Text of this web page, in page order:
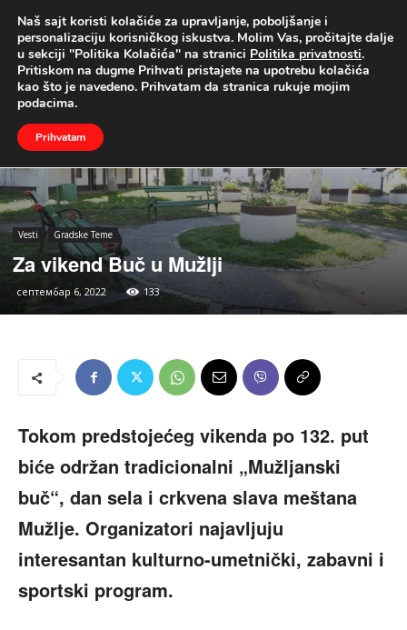
UŽIVO
Naslovna Vesti Gradske Teme
Vesti Gradske Teme
Za vikend Buč u Mužlji
септембар 6, 2022 133
Tokom predstojećeg vikenda po 132. put
biće održan tradicionalni „Mužljanski
buč“, dan sela i crkvena slava meštana
Mužlje. Organizatori najavljuju
interesantan kulturno-umetnički, zabavni i
sportski program.
Naš sajt koristi kolačiće za upravljanje, poboljšanje i
personalizaciju korisničkog iskustva. Molim Vas, pročitajte dalje
u sekciji "Politika Kolačića" na stranici Politika privatnosti.
Pritiskom na dugme Prihvati pristajete na upotrebu kolačića
kao što je navedeno. Prihvatam da stranica rukuje mojim
podacima.
Prihvatam